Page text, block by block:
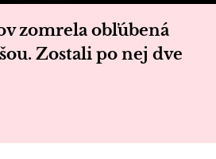
zomrela obľúbená
Zostali po nej dve